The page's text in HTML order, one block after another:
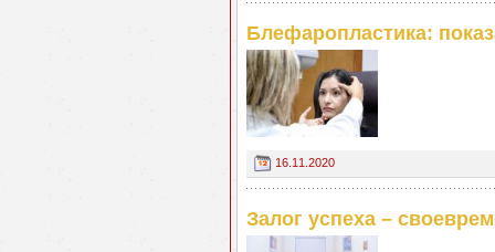
Блефаропластика:
16.11.2020
Залог успеха –